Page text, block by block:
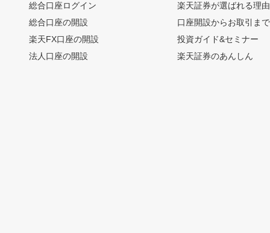
総合口座ログイン
総合口座の開設
楽天FX口座の開設
法人口座の開設
楽天証券が選ばれる理由
口座開設からお取引ま
投資ガイド&セミナー
楽天証券のあんしん